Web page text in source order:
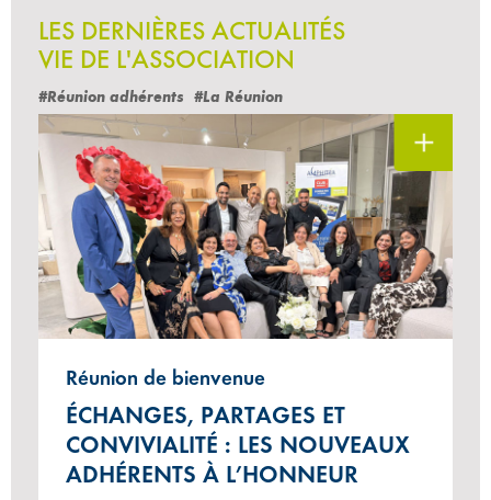
LES DERNIÈRES ACTUALITÉS
VIE DE L'ASSOCIATION
#Réunion adhérents #La Réunion
Réunion de bienvenue
ÉCHANGES, PARTAGES ET
CONVIVIALITÉ : LES NOUVEAUX
ADHÉRENTS À L’HONNEUR